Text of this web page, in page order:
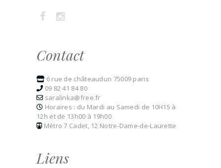
Contact
6 rue de châteaudun 75009 paris
09 82 41 84 80
saralinka@free.fr
Horaires : du Mardi au Samedi de 10H15 à
12h et de 13h00 à 19h00
Métro 7 Cadet, 12 Notre-Dame-de-Laurette
Liens